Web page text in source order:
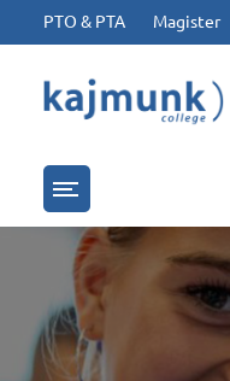
PTO & PTA Magister
Menu openen/